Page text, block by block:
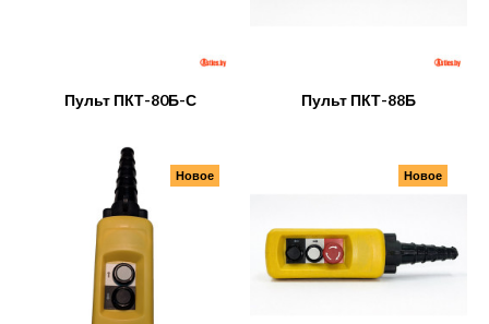
Пульт ПКТ-80Б-С Пульт ПКТ-88Б
Новое Новое